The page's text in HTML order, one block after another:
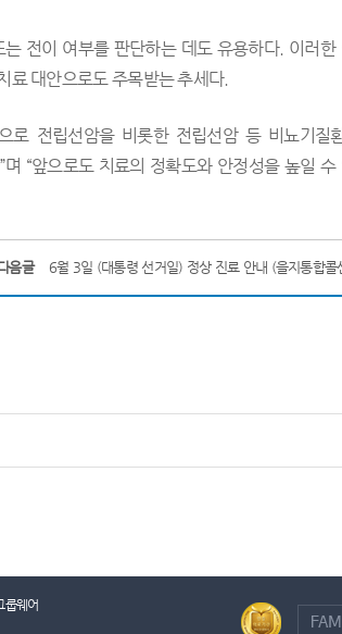
전이 여부를 판단하는 데도 유용하다. 이러한
료 대안으로도 주목받는 추세다.
로 전립선암을 비롯한 전립선암 등 비뇨기질
“앞으로도 치료의 정확도와 안정성을 높일 수
음글 6월 3일 (대통령 선거일) 정상 진료 안내 (을지통합
룹웨어